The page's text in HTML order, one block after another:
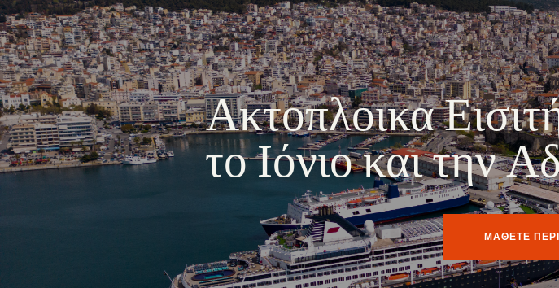
Ακτοπλοικα
το Ιόνιο και την
ΜΑΘΕΤΕ